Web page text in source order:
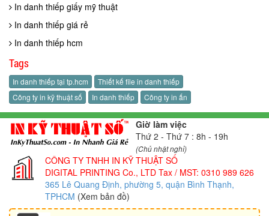
In danh thiếp giấy mỹ thuật
In danh thiếp giá rẻ
In danh thiếp hcm
Tags
In danh thiếp tại tp.hcm
Thiết kế file in danh thiếp
Công ty in kỹ thuật số
In danh thiếp Công ty in ấn
Giờ làm việc
Thứ 2 - Thứ 7 : 8h - 19h
(Chủ nhật nghỉ)
CÔNG TY TNHH IN KỸ THUẬT SỐ
DIGITAL PRINTING Co., LTD Tax / MST: 0310 989 626
365 Lê Quang Định, phường 5, quận Bình Thạnh,
TPHCM (Xem bản đồ)